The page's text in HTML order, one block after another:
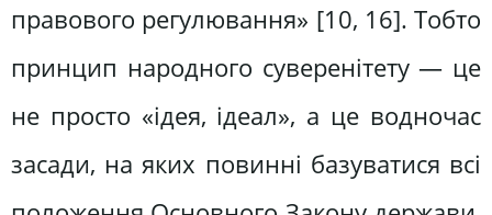
правового регулювання» [10, 16]. Тобто
принцип народного суверенітету — це
не просто «ідея, ідеал», а це водночас
засади, на яких повинні базуватися всі